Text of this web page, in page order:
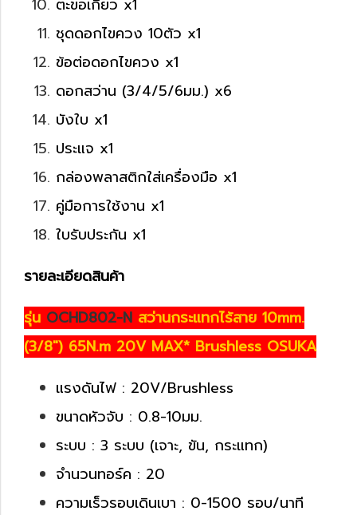
ตะขอเกี่ยว x1
ชุดดอกไขควง 10ตัว x1
ข้อต่อดอกไขควง x1
ดอกสว่าน (3/4/5/6มม.) x6
บังใบ x1
ประแจ x1
กล่องพลาสติกใส่เครื่องมือ x1
คู่มือการใช้งาน x1
ใบรับประกัน x1
รายละเอียดสินค้า
รุ่น OCHD802-N สว่านกระแทกไร้สาย 10mm.
(3/8") 65N.m 20V MAX* Brushless OSUKA
แรงดันไฟ : 20V/Brushless
ขนาดหัวจับ : 0.8-10มม.
ระบบ : 3 ระบบ (เจาะ, ขัน, กระแทก)
จำนวนทอร์ค : 20
ความเร็วรอบเดินเบา : 0-1500 รอบ/นาที